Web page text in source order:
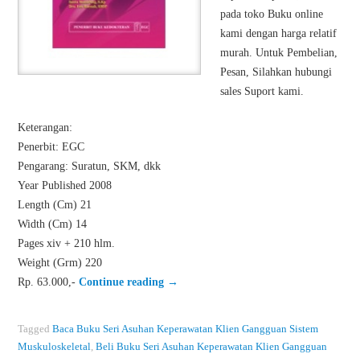
pada toko Buku online
kami dengan harga relatif
murah. Untuk Pembelian,
Pesan, Silahkan hubungi
sales Suport kami.
Keterangan:
Penerbit: EGC
Pengarang: Suratun, SKM, dkk
Year Published 2008
Length (Cm) 21
Width (Cm) 14
Pages xiv + 210 hlm.
Weight (Grm) 220
Rp. 63.000,- Continue reading →
Tagged Baca Buku Seri Asuhan Keperawatan Klien Gangguan Sistem
Muskuloskeletal, Beli Buku Seri Asuhan Keperawatan Klien Gangguan